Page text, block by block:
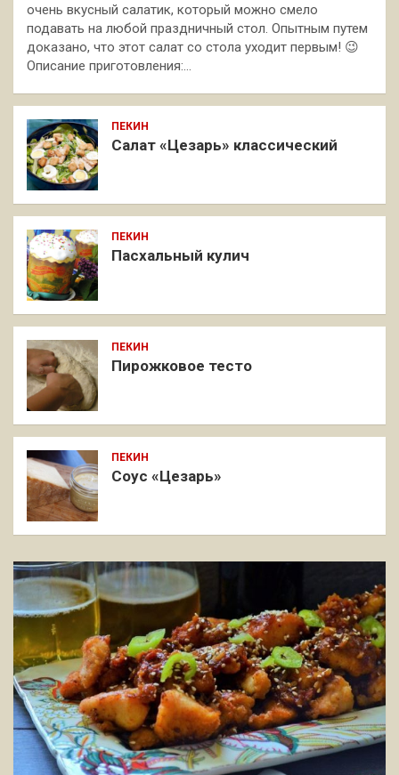
очень вкусный салатик, который можно смело
подавать на любой праздничный стол. Опытным путем
доказано, что этот салат со стола уходит первым! 😉
Описание приготовления:…
ПЕКИН
Салат «Цезарь» классический
ПЕКИН
Пасхальный кулич
ПЕКИН
Пирожковое тесто
ПЕКИН
Соус «Цезарь»